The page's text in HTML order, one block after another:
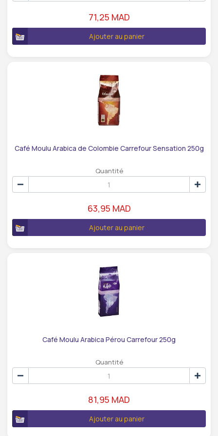
71,25 MAD
Ajouter au panier
Café Moulu Arabica de Colombie Carrefour Sensation 250g
Quantité
63,95 MAD
Ajouter au panier
Café Moulu Arabica Pérou Carrefour 250g
Quantité
81,95 MAD
Ajouter au panier